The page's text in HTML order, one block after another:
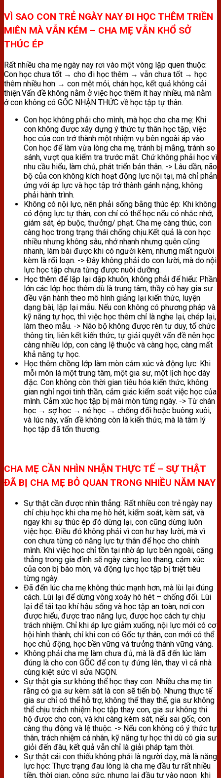
VÌ SAO CON TRẺ NGÀY NAY ĐI HỌC THÊM TRIỀN
MIÊN MÀ VẪN KÉM – CHA MẸ VẪN KHỔ SỞ
THÚC ÉP
Rất nhiều cha mẹ ngày nay rơi vào một vòng lặp quen thuộc:
Con học chưa tốt → cho đi học thêm → vẫn chưa tốt → học
thêm nhiều hơn → con mệt mỏi, chán học, kết quả không cải
thiện.Vấn đề không nằm ở việc học thêm ít hay nhiều, mà nằm
ở con không có GỐC NHẬN THỨC về học tập tự thân.
Con học không phải cho mình, mà học cho cha mẹ: Khi
con không được xây dựng ý thức tự thân học tập, việc
học của con trở thành một nhiệm vụ bên ngoài áp vào.
Con học để làm vừa lòng cha mẹ, tránh bị mắng, tránh so
sánh, vượt qua kiểm tra trước mắt. Chứ không phải học vì
nhu cầu hiểu, làm chủ, phát triển bản thân. -> Lâu dần, não
bộ của con không kích hoạt động lực nội tại, mà chỉ phản
ứng với áp lực và học tập trở thành gánh nặng, không
phải hành trình.
Không có nội lực, nên phải sống bằng thúc ép: Khi không
có động lực tự thân, con chỉ có thể học nếu có nhắc nhở,
giám sát, ép buộc, thưởng/ phạt. Cha mẹ càng thúc, con
càng học trong trạng thái chống chịu.Kết quả là con học
nhiều nhưng không sâu, nhớ nhanh nhưng quên cũng
nhanh, làm bài được khi có người kèm, nhưng mất người
kèm là rối loạn. -> Đây không phải do con lười, mà do nội
lực học tập chưa từng được nuôi dưỡng.
Học thêm để lặp lại dập khuôn, không phải để hiểu: Phần
lớn các lớp học thêm dù là trung tâm, thầy cô hay gia sư
đều vận hành theo mô hình giảng lại kiến thức, luyện
dạng bài, lặp lại mẫu. Nếu con không có phương pháp và
kỹ năng tự học, thì việc học thêm chỉ là nghe lại, chép lại,
làm theo mẫu. -> Não bộ không được rèn tư duy, tổ chức
thông tin, liên kết kiến thức, tự giải quyết vấn đề nên học
càng nhiều lớp, con càng lệ thuộc và càng học, càng mất
khả năng tự học.
Học thêm chồng lớp làm mòn cảm xúc và động lực: Khi
mỗi môn là một trung tâm, một gia sư, một lịch học dày
đặc. Con không còn thời gian tiêu hóa kiến thức, không
gian nghỉ ngơi tinh thần, cảm giác kiểm soát việc học của
mình. Cảm xúc học tập bị mài mòn từng ngày. -> Từ chán
học → sợ học → né học → chống đối hoặc buông xuôi,
và lúc này, vấn đề không còn là kiến thức, mà là tâm lý
học tập đã tổn thương.
CHA MẸ CẦN NHÌN NHẬN THỰC TẾ – SỰ THẬT
ĐÃ BỊ CHA MẸ BỎ QUAN TRONG NHIỀU NĂM NAY
Sự thật cần được nhìn thẳng: Rất nhiều con trẻ ngày nay
chỉ chịu học khi cha mẹ hò hét, kiểm soát, kèm sát, và
ngay khi sự thúc ép đó dừng lại, con cũng dừng luôn
việc học. Điều đó không phải vì con hư hay lười, mà vì
con chưa từng có năng lực tự thân để học cho chính
mình. Khi việc học chỉ tồn tại nhờ áp lực bên ngoài, căng
thẳng trong gia đình sẽ ngày càng leo thang, cảm xúc
của con bị bào mòn, và động lực học tập bị triệt tiêu
từng ngày.
Đã đến lúc cha mẹ không thúc mạnh hơn, mà lùi lại đúng
cách. Lùi lại để dừng vòng xoáy hò hét – chống đối. Lùi
lại để tái tạo khí hậu sống và học tập an toàn, nơi con
được hiểu, được trao năng lực, được học cách tự chịu
trách nhiệm. Chỉ khi áp lực giảm xuống, nội lực mới có cơ
hội hình thành; chỉ khi con có Gốc tự thân, con mới có thể
học chủ động, học bền vững và trưởng thành vững vàng.
Không phải cha mẹ làm chưa đủ, mà là đã đến lúc làm
đúng là cho con GỐC để con tự đứng lên, thay vì cả nhà
cùng kiệt sức vì sửa NGỌN.
Sự thật gia sư không thể học thay con: Nhiều cha mẹ tin
rằng có gia sư kèm sát là con sẽ tiến bộ. Nhưng thực tế
gia sư chỉ có thể hỗ trợ, không thể thay thế, gia sư không
thể chịu trách nhiệm học tập thay con, gia sư không thi
hộ được cho con, và khi càng kèm sát, nếu sai gốc, con
càng thụ động và lệ thuộc. -> Nếu con không có ý thức tự
thân, trách nhiệm cá nhân, kỹ năng tự học thì dù có gia sư
giỏi đến đâu, kết quả vẫn chỉ là giải pháp tạm thời.
Sự thật cái con thiếu không phải là người dạy, mà là năng
lực học: Thực trạng đau lòng là cha mẹ đầu tư rất nhiều
tiền, thời gian, công sức, nhưng lại đầu tư vào ngọn khi